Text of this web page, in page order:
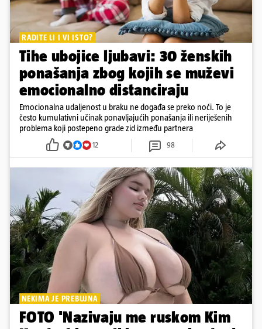
RADITE LI I VI ISTO?
Tihe ubojice ljubavi: 30 ženskih
ponašanja zbog kojih se muževi
emocionalno distanciraju
Emocionalna udaljenost u braku ne događa se preko noći. To je
često kumulativni učinak ponavljajućih ponašanja ili neriješenih
problema koji postepeno grade zid između partnera
12 98
NEKIMA JE PREBUJNA
FOTO 'Nazivaju me ruskom Kim